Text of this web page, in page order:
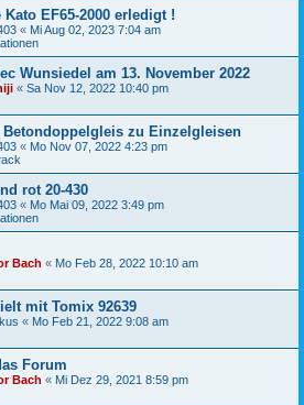
EF65-2000 erledigt !
« Mi Aug 02, 2023 7:04 am
Wunsiedel am 13. November 2022
« Sa Nov 12, 2022 10:40 pm
zu Einzelgleisen
« Mo Nov 07, 2022 4:23 pm
rot 20-430
« Mo Mai 09, 2022 3:49 pm
Bach « Mo Feb 28, 2022 10:10 am
mit Tomix 92639
« Mo Feb 21, 2022 9:08 am
Forum
Bach « Mi Dez 29, 2021 8:59 pm